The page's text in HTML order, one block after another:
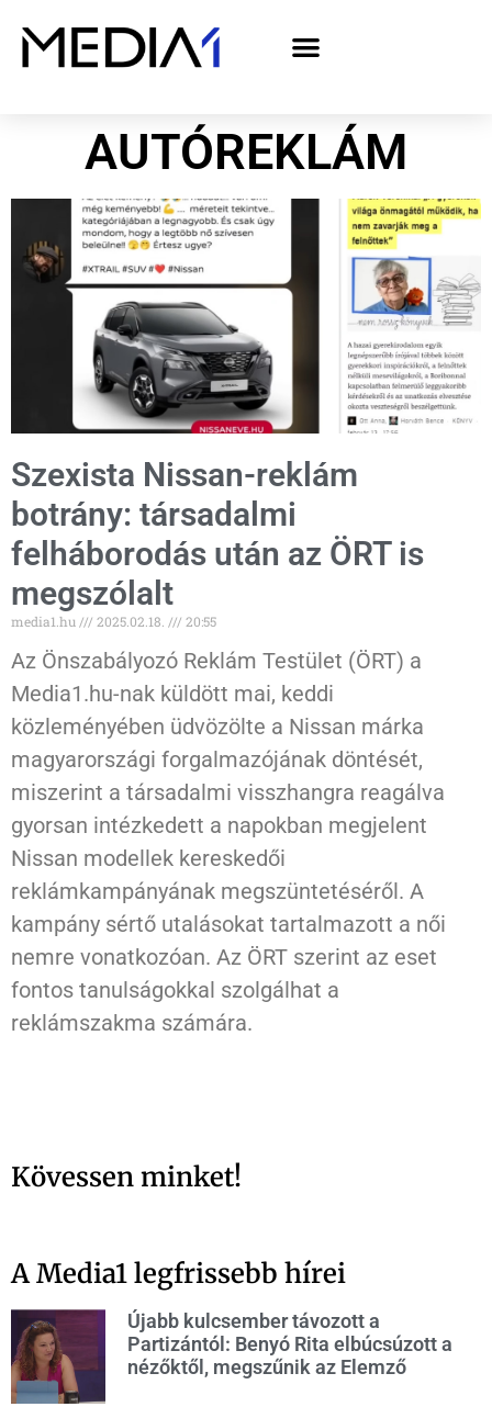
AUTÓREKLÁM
Szexista Nissan-reklám
botrány: társadalmi
felháborodás után az ÖRT is
megszólalt
media1.hu 2025.02.18. 20:55
Az Önszabályozó Reklám Testület (ÖRT) a
Media1.hu-nak küldött mai, keddi
közleményében üdvözölte a Nissan márka
magyarországi forgalmazójának döntését,
miszerint a társadalmi visszhangra reagálva
gyorsan intézkedett a napokban megjelent
Nissan modellek kereskedői
reklámkampányának megszüntetéséről. A
kampány sértő utalásokat tartalmazott a női
nemre vonatkozóan. Az ÖRT szerint az eset
fontos tanulságokkal szolgálhat a
reklámszakma számára.
Kövessen minket!
A Media1 legfrissebb hírei
Újabb kulcsember távozott a
Partizántól: Benyó Rita elbúcsúzott a
nézőktől, megszűnik az Elemző